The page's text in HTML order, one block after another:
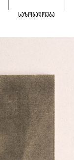
ᲡᲐᲖᲝᲒᲐᲓᲝᲔᲑᲐ